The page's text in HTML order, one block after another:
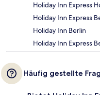
Holiday Inn Express
Holiday Inn Express
Holiday Inn Berlin
Holiday Inn Express
Häufig gestellte